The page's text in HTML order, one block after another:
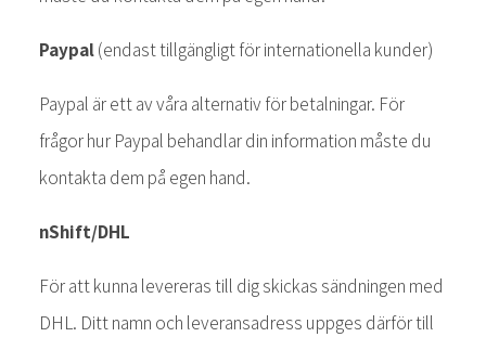
Paypal(endast tillgängligt för internationella kunder)
Paypal är ett av våra alternativ för betalningar. För
frågor hur Paypal behandlar din information måste du
kontakta dem på egen hand.
nShift/DHL
För att kunna levereras till dig skickas sändningen med
DHL. Ditt namn och leveransadress uppges därför till